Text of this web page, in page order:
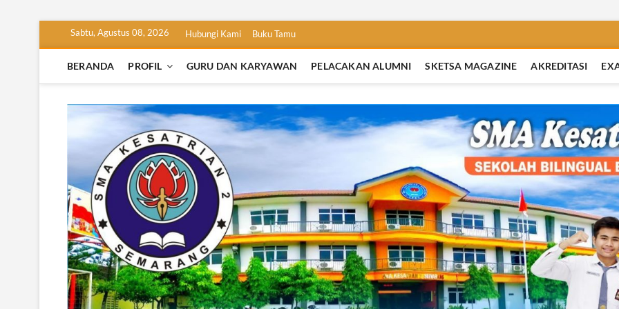
Sabtu, Agustus 08, 2026 Hubungi Kami Buku Tamu
BERANDA PROFIL GURU DAN KARYAWAN PELACAKAN ALUMNI SKETSA MAGAZINE AKREDITASI